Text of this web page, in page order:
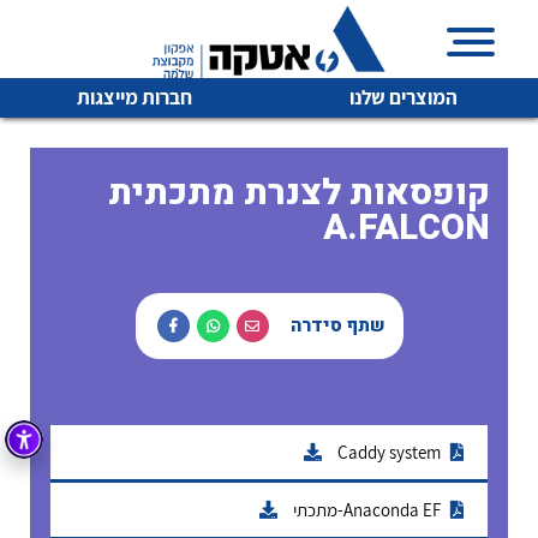
המוצרים שלנו חברות מייצגות
אטקה בע”מ היא החברה הגדולה והמובילה בישראל בשיווק
והפצה של מוצרי
מיתוג, בקרה , ואינסטלציה חשמלית ופעילה ב7 תחומים:
בקרה רובוטיקה ואוטומציה תעשייתית
זיווד קופסאות וארונות לחשמל, בקרה ואלקטרוניקה
לכל מוצרי היצרן
קופסאות לצנרת מתכתית
A.FALCON
שתף סידרה
Caddy system
Anaconda EF-מתכתי